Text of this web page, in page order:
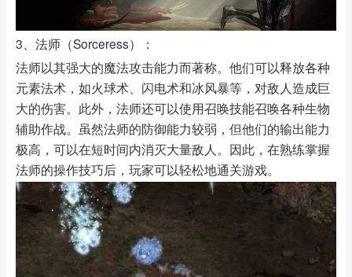
3、法师（Sorceress）：
法师以其强大的魔法攻击能力而著称。他们可以释放各种
元素法术，如火球术、闪电术和冰风暴等，对敌人造成巨
大的伤害。此外，法师还可以使用召唤技能召唤各种生物
辅助作战。虽然法师的防御能力较弱，但他们的输出能力
极高，可以在短时间内消灭大量敌人。因此，在熟练掌握
法师的操作技巧后，玩家可以轻松地通关游戏。